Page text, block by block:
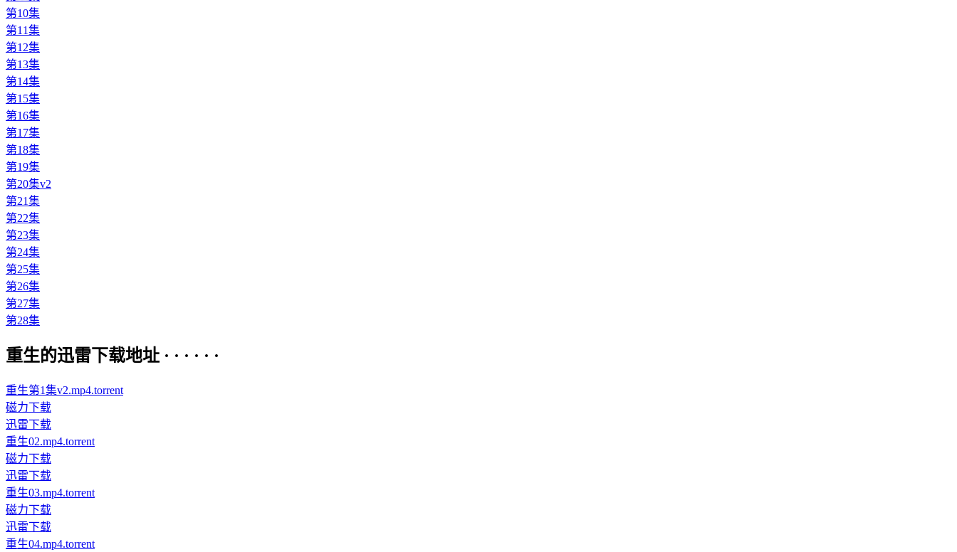
第10集
第11集
第12集
第13集
第14集
第15集
第16集
第17集
第18集
第19集
第20集v2
第21集
第22集
第23集
第24集
第25集
第26集
第27集
第28集
重生的迅雷下载地址 · · · · · ·
重生第1集v2.mp4.torrent
磁力下载
迅雷下载
重生02.mp4.torrent
磁力下载
迅雷下载
重生03.mp4.torrent
磁力下载
迅雷下载
重生04.mp4.torrent